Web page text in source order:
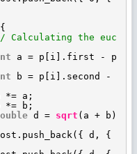
{
Calculating the euc
a = p[i].first - p
b = p[i].second -
*= a;
*= b;
d = sqrt (a + b)
d, {